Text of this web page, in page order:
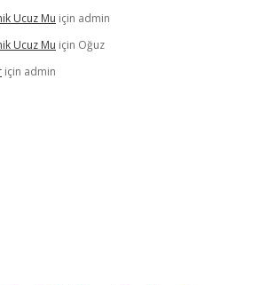
Ucuz Mu için admin
Ucuz Mu için Oğuz
için admin